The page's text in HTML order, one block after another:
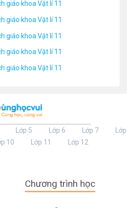
giáo khoa Vật lí 11
giáo khoa Vật lí 11
giáo khoa Vật lí 11
giáo khoa Vật lí 11
giáo khoa Vật lí 11
Lớp 5 Lớp 6 Lớp 7
Lớp
10 Lớp 11 Lớp 12
Chương trình học